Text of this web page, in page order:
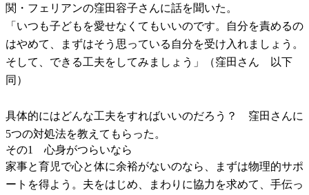
関・フェリアンの窪田容子さんに話を聞いた。
「いつも子どもを愛せなくてもいいのです。自分を責めるの
はやめて、まずはそう思っている自分を受け入れましょう。
そして、できる工夫をしてみましょう」（窪田さん 以下
同）
具体的にはどんな工夫をすればいいのだろう？ 窪田さんに
5つの対処法を教えてもらった。
その1 心身がつらいなら
家事と育児で心と体に余裕がないのなら、まずは物理的サポ
ートを得よう。夫をはじめ、まわりに協力を求めて、手伝っ